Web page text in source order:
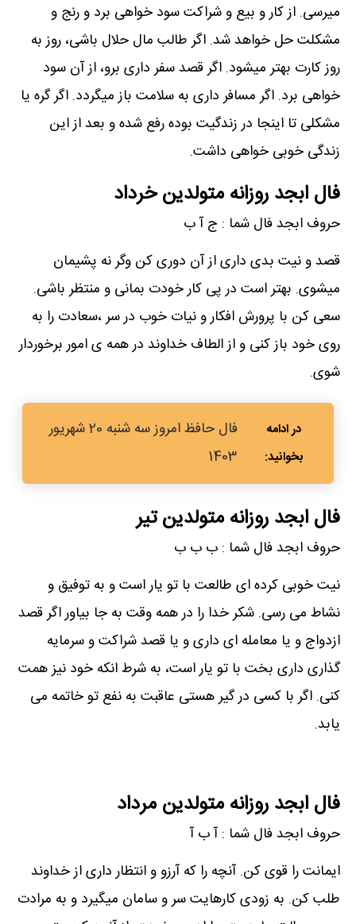
میرسی. از کار و بیع و شراکت سود خواهی برد و رنج و
مشکلت حل خواهد شد. اگر طالب مال حلال باشی، روز به
روز کارت بهتر میشود. اگر قصد سفر داری برو، از آن سود
خواهی برد. اگر مسافر داری به سلامت باز میگردد. اگر گره یا
مشکلی تا اینجا در زندگیت بوده رفع شده و بعد از این
زندگی خوبی خواهی داشت.
فال ابجد روزانه متولدین خرداد
حروف ابجد فال شما : ج آ ب
قصد و نیت بدی داری از آن دوری کن وگر نه پشیمان
میشوی. بهتر است در پی کار خودت بمانی و منتظر باشی.
سعی کن با پرورش افکار و نیات خوب در سر ،سعادت را به
روی خود باز کنی و از الطاف خداوند در همه ی امور برخوردار
شوی.
فال حافظ امروز سه شنبه 20 شهریور
1403
فال ابجد روزانه متولدین تیر
حروف ابجد فال شما : ب ب ب
نیت خوبی کرده ای طالعت با تو یار است و به توفیق و
نشاط می رسی. شکر خدا را در همه وقت به جا بیاور اگر قصد
ازدواج و یا معامله ای داری و یا قصد شراکت و سرمایه
گذاری داری بخت با تو یار است، به شرط انکه خود نیز همت
کنی. اگر با کسی در گیر هستی عاقبت به نفع تو خاتمه می
یابد.
فال ابجد روزانه متولدین مرداد
حروف ابجد فال شما : آ ب آ
ایمانت را قوی کن. آنچه را که آرزو و انتظار داری از خداوند
طلب کن. به زودی کارهایت سر و سامان میگیرد و به مرادت